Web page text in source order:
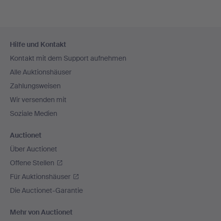
Navigation
Hilfe und Kontakt
Kontakt mit dem Support aufnehmen
Alle Auktionshäuser
Zahlungsweisen
Wir versenden mit
Soziale Medien
Auctionet
Über Auctionet
Offene Stellen
Für Auktionshäuser
Die Auctionet-Garantie
Mehr von Auctionet